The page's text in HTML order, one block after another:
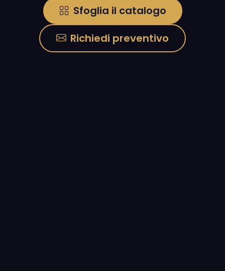
Sfoglia il catalogo
Richiedi preventivo